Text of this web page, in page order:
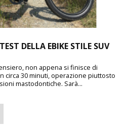
DELLA EBIKE STILE SUV
non appena si finisce di
circa 30 minuti, operazione piuttosto
mastodontiche. Sarà...